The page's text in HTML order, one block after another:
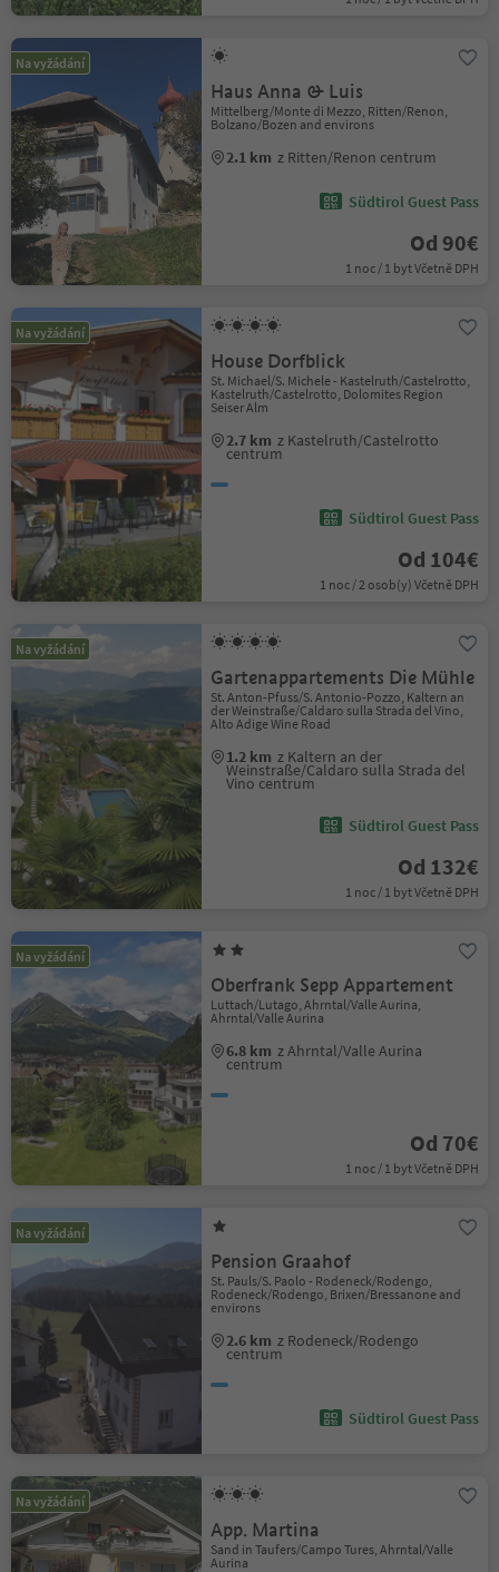
Na vyžádání
Haus Anna & Luis
Mittelberg/Monte di Mezzo, Ritten/Renon,
Bolzano/Bozen and environs
2.1 km z Ritten/Renon centrum
Südtirol Guest Pass
Od 90€
1 noc / 1 byt Včetně DPH
Na vyžádání
House Dorfblick
St. Michael/S. Michele - Kastelruth/Castelrotto,
Kastelruth/Castelrotto, Dolomites Region
Seiser Alm
2.7 km z Kastelruth/Castelrotto
centrum
Südtirol Guest Pass
Od 104€
1 noc / 2 osob(y) Včetně DPH
Na vyžádání
Gartenappartements Die Mühle
St. Anton-Pfuss/S. Antonio-Pozzo, Kaltern an
der Weinstraße/Caldaro sulla Strada del Vino,
Alto Adige Wine Road
1.2 km z Kaltern an der
Weinstraße/Caldaro sulla Strada del
Vino centrum
Südtirol Guest Pass
Od 132€
1 noc / 1 byt Včetně DPH
Na vyžádání
Oberfrank Sepp Appartement
Luttach/Lutago, Ahrntal/Valle Aurina,
Ahrntal/Valle Aurina
6.8 km z Ahrntal/Valle Aurina
centrum
Od 70€
1 noc / 1 byt Včetně DPH
Na vyžádání
Pension Graahof
St. Pauls/S. Paolo - Rodeneck/Rodengo,
Rodeneck/Rodengo, Brixen/Bressanone and
environs
2.6 km z Rodeneck/Rodengo
centrum
Südtirol Guest Pass
Na vyžádání
App. Martina
Sand in Taufers/Campo Tures, Ahrntal/Valle
Aurina